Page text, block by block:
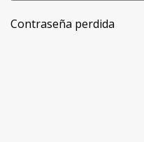
Contraseña perdida